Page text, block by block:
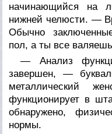
начинающийся на
нижней челюсти. —
Обычно
пол, а ты все
— Анализ
завершен, —
металлический
функционирует в
обнаружено,
нормы.